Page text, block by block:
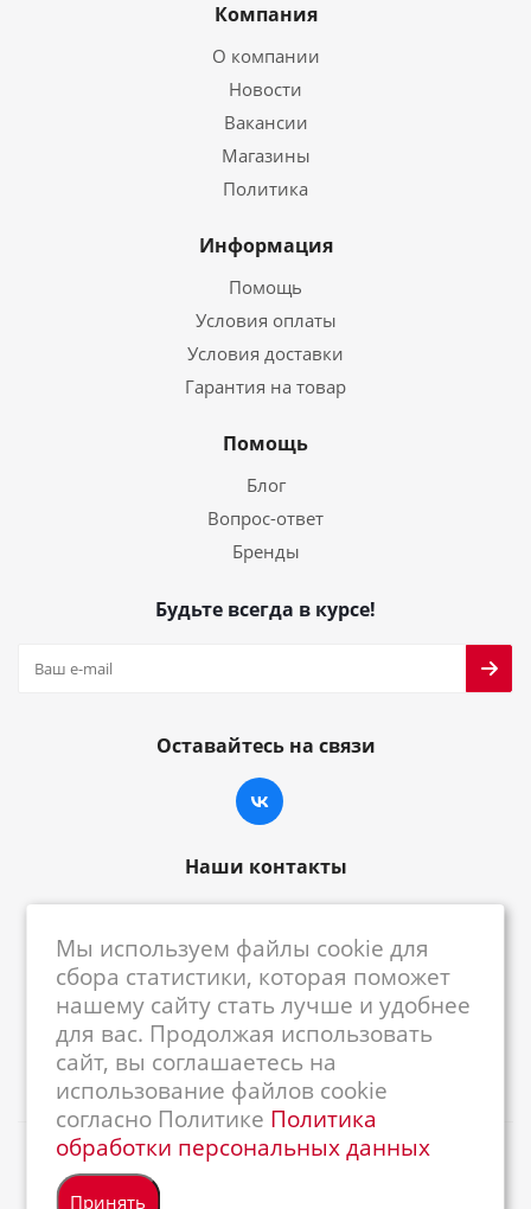
Компания
О компании
Новости
Вакансии
Магазины
Политика
Информация
Помощь
Условия оплаты
Условия доставки
Гарантия на товар
Помощь
Блог
Вопрос-ответ
Бренды
Будьте всегда в курсе!
Оставайтесь на связи
Наши контакты
centrkkm@centrkkm.ru
185005, г. Петрозаводск, ул. Промышленная,
1/26
2026 © Республиканский Центр ККМ
Мы используем файлы cookie для
сбора статистики, которая поможет
нашему сайту стать лучше и удобнее
для вас. Продолжая использовать
сайт, вы соглашаетесь на
использование файлов cookie
согласно Политике Политика
обработки персональных данных
Принять